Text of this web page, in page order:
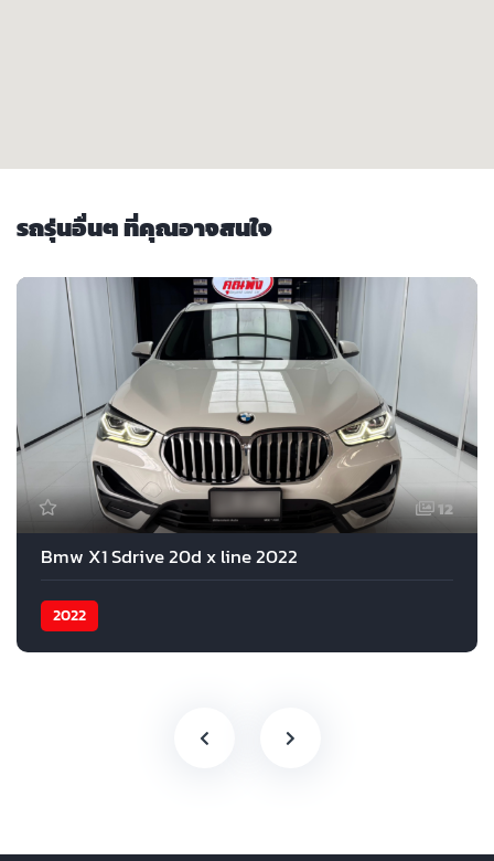
รถรุ่นอื่นๆ ที่คุณอาจสนใจ
12
Bmw X1 Sdrive 20d x line 2022
2022